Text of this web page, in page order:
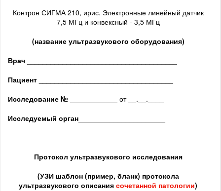
Контрон СИГМА 210, ирис. Электронные линейный датчик
7,5 МГц и конвексный - 3,5 МГц
(название ультразвукового оборудования)
Врач
Пациент
Исследование № ____________ от __.__.____
Исследуемый орган
Протокол ультразвукового исследования
(УЗИ шаблон (пример, бланк) протокола
ультразвукового описания сочетанной патологии)